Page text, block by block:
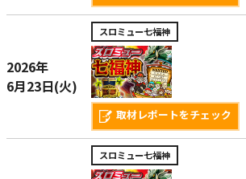
2026年
6月23日(火)
スロミュー七福神
取材レポートをチェック
スロミュー七福神